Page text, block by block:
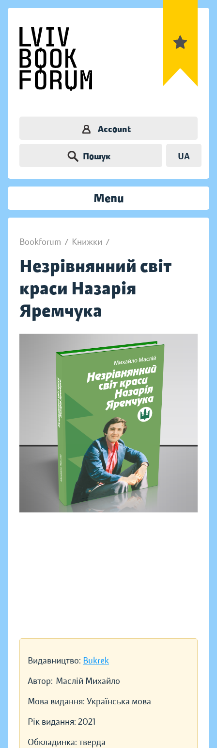
Account
Пошук UA
Menu
Bookforum / Книжки /
Незрівнянний світ
краси Назарія
Яремчука
Видавництво: Bukrek
Автор: Маслій Михайло
Мова видання: Українська мова
Рік видання: 2021
Обкладинка: тверда